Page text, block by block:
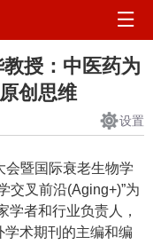
授：中医药为
创思维
设置
暨国际衰老生物学
交叉前沿(Aging+)”为
学者和行业负责人，
学术期刊的主编和编